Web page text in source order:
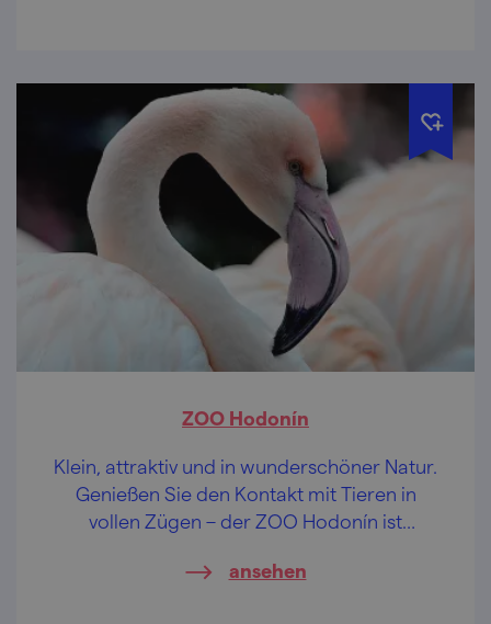
ZOO Hodonín
Klein, attraktiv und in wunderschöner Natur.
Genießen Sie den Kontakt mit Tieren in
vollen Zügen – der ZOO Hodonín ist
ansehen